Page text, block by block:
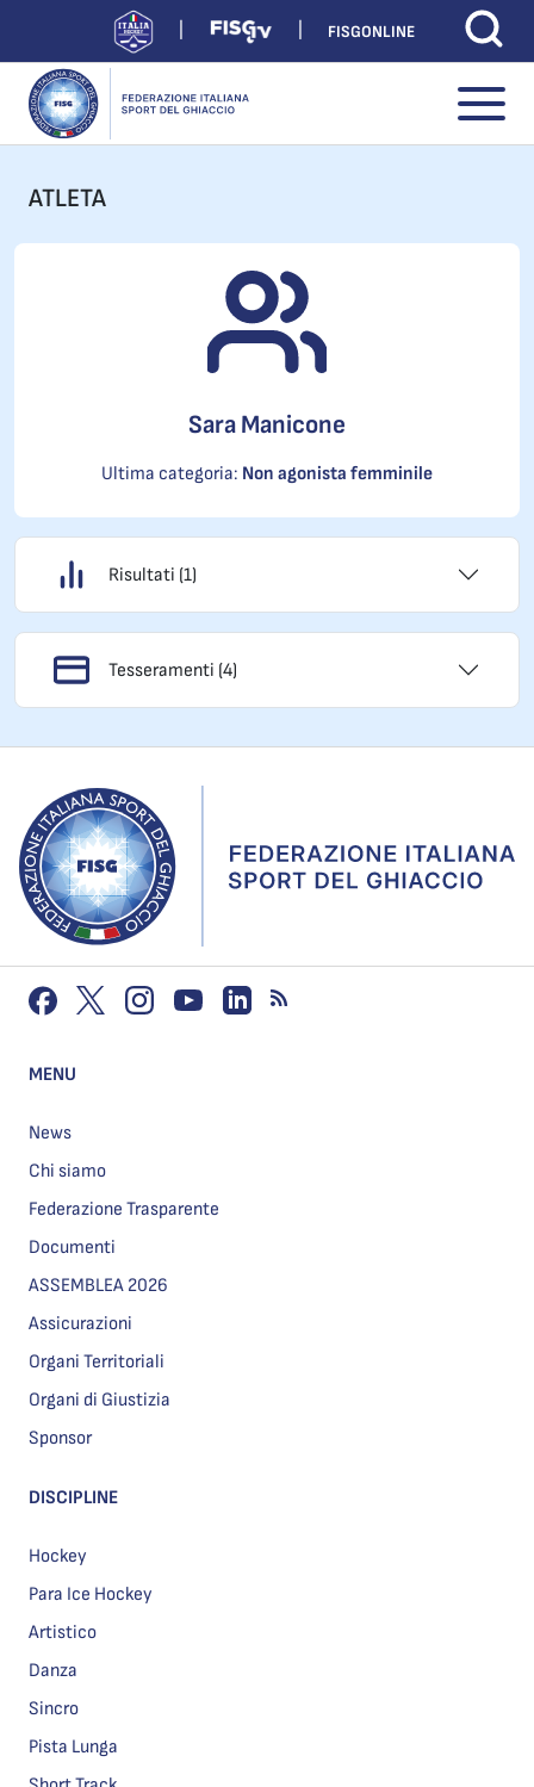
FISGONLINE
ATLETA
Sara Manicone
Ultima categoria: Non agonista femminile
Risultati (1)
Tesseramenti (4)
MENU
News
Chi siamo
Federazione Trasparente
Documenti
ASSEMBLEA 2026
Assicurazioni
Organi Territoriali
Organi di Giustizia
Sponsor
DISCIPLINE
Hockey
Para Ice Hockey
Artistico
Danza
Sincro
Pista Lunga